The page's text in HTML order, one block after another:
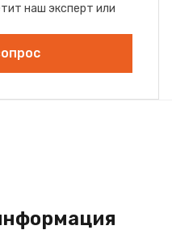
наш эксперт или